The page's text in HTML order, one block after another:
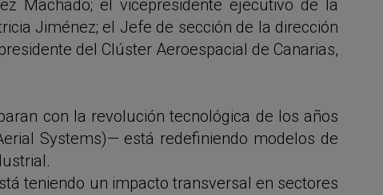
Machado; el vicepresidente ejecutivo de la
Jiménez; el Jefe de sección de la dirección
del Clúster Aeroespacial de Canarias,
con la revolución tecnológica de los años
Systems)— está redefiniendo modelos de
teniendo un impacto transversal en sectores